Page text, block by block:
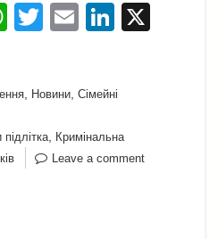
W
s
A
p
T
er
E
Li
e
dI
n
, Новини, Сімейні
, Кримінальна
Leave a comment